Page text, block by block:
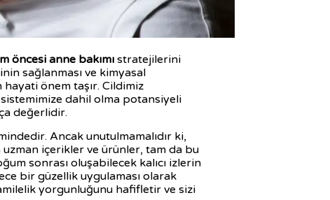
öncesi anne bakımı stratejilerini
sağlanması ve kimyasal
önem taşır. Cildimiz
dahil olma potansiyeli
değerlidir.
Ancak unutulmamalıdır ki,
içerikler ve ürünler, tam da bu
sonrası oluşabilecek kalıcı izlerin
bir güzellik uygulaması olarak
yorgunluğunu hafifletir ve sizi